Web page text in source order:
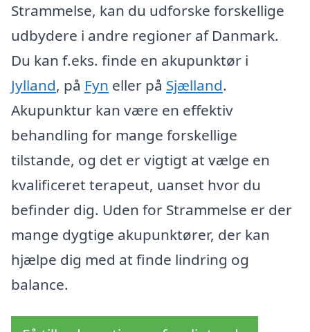
Strammelse, kan du udforske forskellige
udbydere i andre regioner af Danmark.
Du kan f.eks. finde en akupunktør i
Jylland, på Fyn eller på Sjælland.
Akupunktur kan være en effektiv
behandling for mange forskellige
tilstande, og det er vigtigt at vælge en
kvalificeret terapeut, uanset hvor du
befinder dig. Uden for Strammelse er der
mange dygtige akupunktører, der kan
hjælpe dig med at finde lindring og
balance.